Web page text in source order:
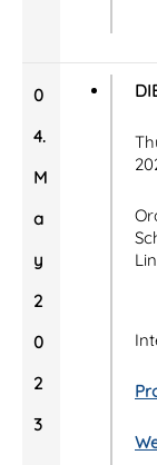
0
4.
M
a
y
2
0
2
3